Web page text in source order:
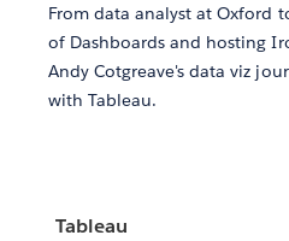
From data analyst at Oxford
of Dashboards and hosting
Andy Cotgreave's data viz
with Tableau.
Tableau